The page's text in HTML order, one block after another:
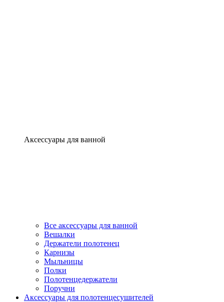
Аксессуары для ванной
Все аксессуары для ванной
Вешалки
Держатели полотенец
Карнизы
Мыльницы
Полки
Полотенцедержатели
Поручни
Аксессуары для полотенцесушителей